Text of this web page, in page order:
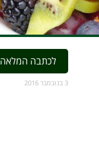
לכתבה המלאה
3 בנובמבר 2016